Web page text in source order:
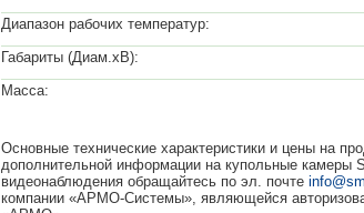
Диапазон рабочих температур:
Габариты (Диам.хВ):
Масса:
Основные технические характеристики и цены на
дополнительной информации на купольные камеры
видеонаблюдения обращайтесь по эл. почте
компании «АРМО-Системы», являющейся